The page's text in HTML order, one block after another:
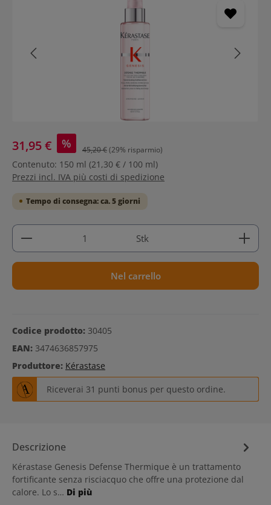
31,95 € % 45,20 €(29% risparmio)
Contenuto: 150 ml (21,30 € / 100 ml)
Prezzi incl. IVA più costi di spedizione
Tempo di consegna: ca. 5 giorni
Quantità del prodotto: inserisci la quantità
Stk
Nel carrello
Codice prodotto: 30405
EAN: 3474636857975
Produttore: Kérastase
Riceverai 31 punti bonus per questo ordine.
Descrizione
Kérastase Genesis Defense Thermique è un trattamento
fortificante senza risciacquo che offre una protezione dal
calore. Lo s… Di più